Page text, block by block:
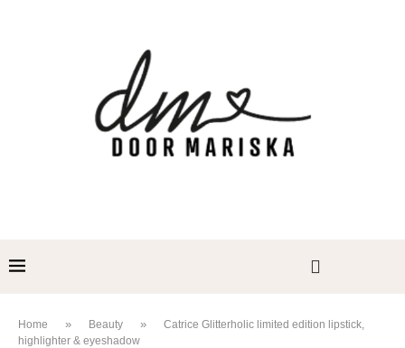
Home » Beauty »
Catrice Glitterholic limited edition lipstick,
highlighter & eyeshadow